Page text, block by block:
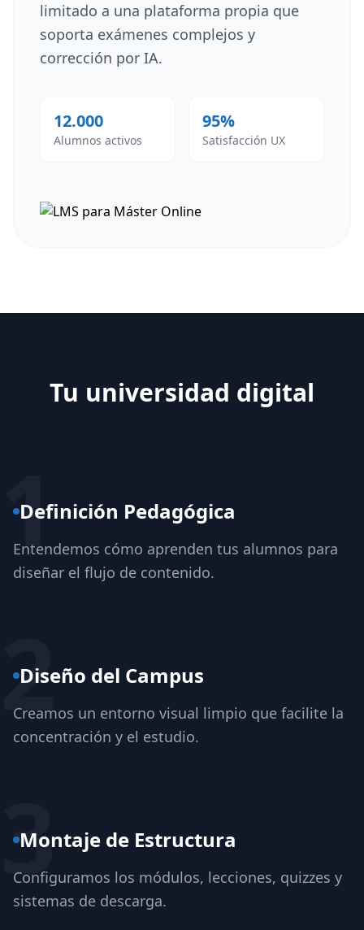
limitado a una plataforma propia que
soporta exámenes complejos y
corrección por IA.
12.000
Alumnos activos
95%
Satisfacción UX
Tu universidad digital
1
Definición Pedagógica
Entendemos cómo aprenden tus alumnos para
diseñar el flujo de contenido.
2
Diseño del Campus
Creamos un entorno visual limpio que facilite la
concentración y el estudio.
3
Montaje de Estructura
Configuramos los módulos, lecciones, quizzes y
sistemas de descarga.